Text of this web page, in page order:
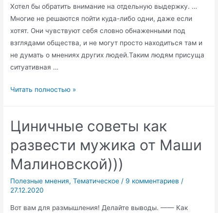
Хотел бы обратить внимание на отдельную выдержку. …
Многие не решаются пойти куда-либо одни, даже если
хотят. Они чувствуют себя словно обнаженными под
взглядами общества, и не могут просто находиться там и
не думать о мнениях других людей.Таким людям присуща
ситуативная …
Ситуативная
Внутренняя
Читать полностью »
Циничные советы как
развести мужика от Маши
Малиновской)))
Полезные мнения,Тематическое / 9 комментариев /
27.12.2020
Вот вам для размышления! Делайте выводы. —— Как